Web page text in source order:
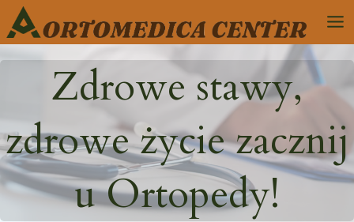
Zdrowe stawy,
zdrowe życie zacznij
u Ortopedy!